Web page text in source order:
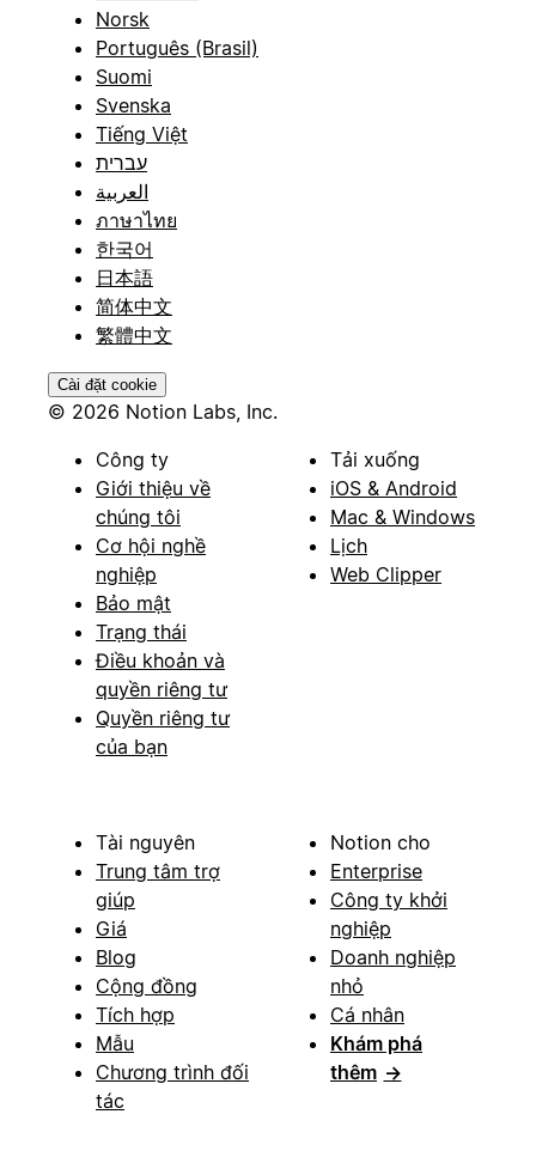
Norsk
Português (Brasil)
Suomi
Svenska
Tiếng Việt
עברית
العربية
ภาษาไทย
한국어
日本語
简体中文
繁體中文
Cài đặt cookie
© 2026 Notion Labs, Inc.
Công ty
Giới thiệu về
chúng tôi
Cơ hội nghề
nghiệp
Bảo mật
Trạng thái
Điều khoản và
quyền riêng tư
Quyền riêng tư
của bạn
Tải xuống
iOS & Android
Mac & Windows
Lịch
Web Clipper
Tài nguyên
Trung tâm trợ
giúp
Giá
Blog
Cộng đồng
Tích hợp
Mẫu
Chương trình đối
tác
Notion cho
Enterprise
Công ty khởi
nghiệp
Doanh nghiệp
nhỏ
Cá nhân
Khám phá
thêm →